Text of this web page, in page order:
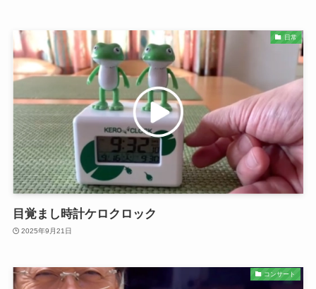
日常
目覚まし時計ケロクロック
2025年9月21日
コンサート